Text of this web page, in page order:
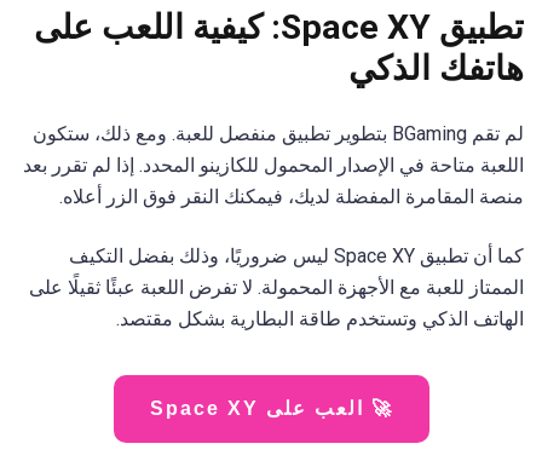
تطبيق Space XY: كيفية اللعب على
هاتفك الذكي
لم تقم BGaming بتطوير تطبيق منفصل للعبة. ومع ذلك، ستكون
اللعبة متاحة في الإصدار المحمول للكازينو المحدد. إذا لم تقرر بعد
منصة المقامرة المفضلة لديك، فيمكنك النقر فوق الزر أعلاه.
كما أن تطبيق Space XY ليس ضروريًا، وذلك بفضل التكيف
الممتاز للعبة مع الأجهزة المحمولة. لا تفرض اللعبة عبئًا ثقيلًا على
الهاتف الذكي وتستخدم طاقة البطارية بشكل مقتصد.
🚀 العب على Space XY